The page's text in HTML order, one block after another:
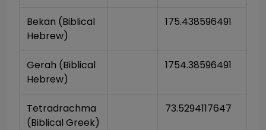
Bekan (Biblical
Hebrew)
175.438596491
Gerah (Biblical
Hebrew)
1754.38596491
Tetradrachma
(Biblical Greek)
73.5294117647